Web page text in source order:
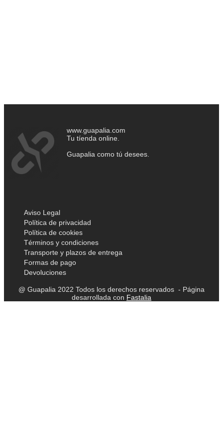
www.guapalia.com
Tu tíenda online.
Guapalia como tú desees.
Aviso Legal
Política de privacidad
Política de cookies
Términos y condiciones
Transporte y plazos de entrega
Formas de pago
Devoluciones
@ Guapalia 2022 Todos los derechos reservados - Página
desarrollada con Fastalia